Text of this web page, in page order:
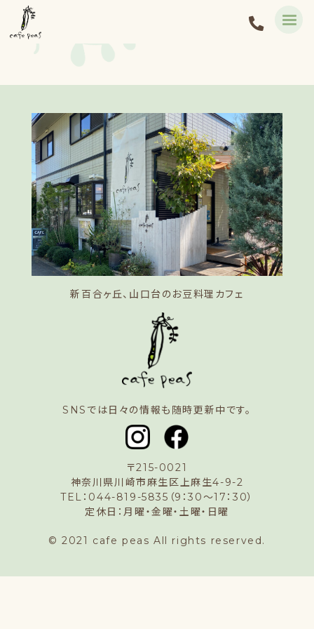
新百合ヶ丘、山口台のお豆料理カフェ
SNSでは日々の情報も随時更新中です。
〒215-0021
神奈川県川崎市麻生区上麻生4-9-2
TEL：044-819-5835（9：30〜17：30）
定休日：月曜・金曜・土曜・日曜
© 2021 cafe peas All rights reserved.